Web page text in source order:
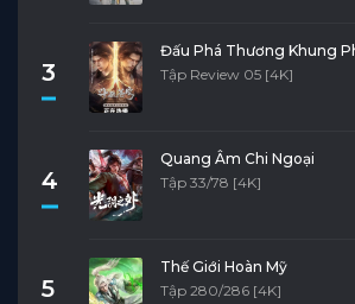
3
Đấu Phá Thương Khung
Tập Review 05 [4K]
4
Quang Âm Chi Ngoại
Tập 33/78 [4K]
5
Thế Giới Hoàn Mỹ
Tập 280/286 [4K]